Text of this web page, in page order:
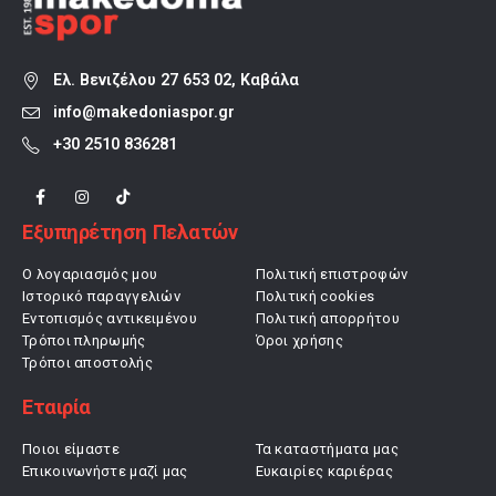
Ελ. Βενιζέλου 27 653 02, Καβάλα
info@makedoniaspor.gr
+30 2510 836281
Εξυπηρέτηση Πελατών
Ο λογαριασμός μου
Ιστορικό παραγγελιών
Εντοπισμός αντικειμένου
Τρόποι πληρωμής
Τρόποι αποστολής
Πολιτική επιστροφών
Πολιτική cookies
Πολιτική απορρήτου
Όροι χρήσης
Εταιρία
Ποιοι είμαστε
Επικοινωνήστε μαζί μας
Τα καταστήματα μας
Ευκαιρίες καριέρας